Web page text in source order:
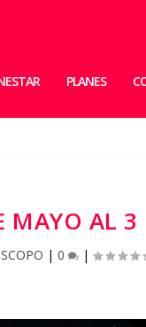
PLANES
MAYO AL 3
| 0 |